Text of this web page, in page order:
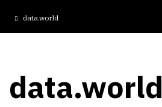
data.world
data.world